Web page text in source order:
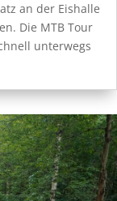
an der Eishalle
Die MTB Tour
unterwegs